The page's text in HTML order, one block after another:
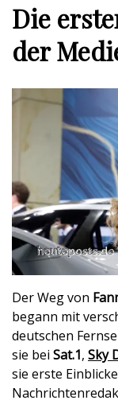
Die
der
Der Weg von
begann mit
deutschen
sie bei Sat.1, Sky
sie erste